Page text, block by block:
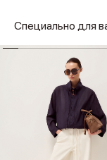
Специально для